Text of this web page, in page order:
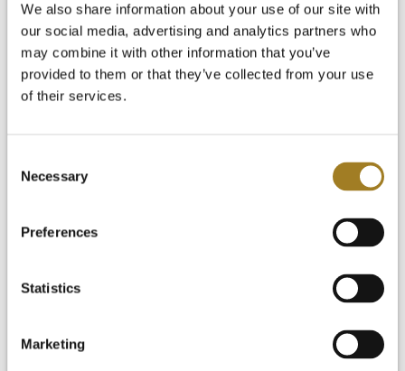
We also share information about your use of our site with
our social media, advertising and analytics partners who
may combine it with other information that you’ve
provided to them or that they’ve collected from your use
of their services.
Selection
Necessary
Preferences
Statistics
Marketing
Por qué Arcadia